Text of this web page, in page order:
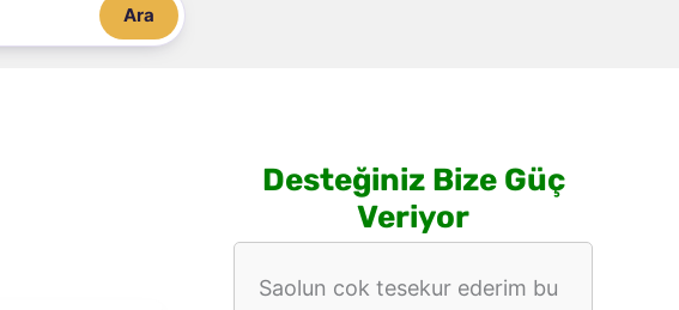
Ara
Desteğiniz Bize Güç
Veriyor
Saolun cok tesekur ederim bu